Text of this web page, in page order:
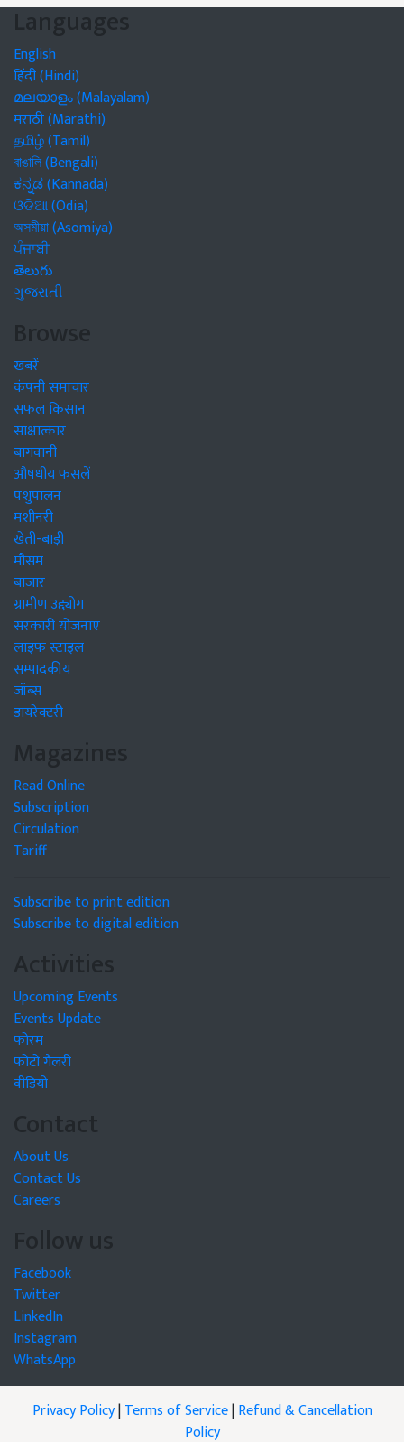
Languages
English
हिंदी (Hindi)
മലയാളം (Malayalam)
मराठी (Marathi)
தமிழ் (Tamil)
বাঙালি (Bengali)
ಕನ್ನಡ (Kannada)
ଓଡିଆ (Odia)
অসমীয়া (Asomiya)
ਪੰਜਾਬੀ
తెలుగు
ગુજરાતી
Browse
खबरें
कंपनी समाचार
सफल किसान
साक्षात्कार
बागवानी
औषधीय फसलें
पशुपालन
मशीनरी
खेती-बाड़ी
मौसम
बाजार
ग्रामीण उद्द्योग
सरकारी योजनाएं
लाइफ स्टाइल
सम्पादकीय
जॉब्स
डायरेक्टरी
Magazines
Read Online
Subscription
Circulation
Tariff
Subscribe to print edition
Subscribe to digital edition
Activities
Upcoming Events
Events Update
फोरम
फोटो गैलरी
वीडियो
Contact
About Us
Contact Us
Careers
Follow us
Facebook
Twitter
LinkedIn
Instagram
WhatsApp
Privacy Policy|Terms of Service|Refund & Cancellation
Policy